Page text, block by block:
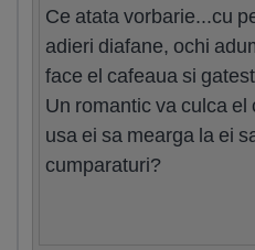
Ce atata vorbarie...cu
adieri diafane, ochi
face el cafeaua si
Un romantic va culca
usa ei sa mearga la ei
cumparaturi?